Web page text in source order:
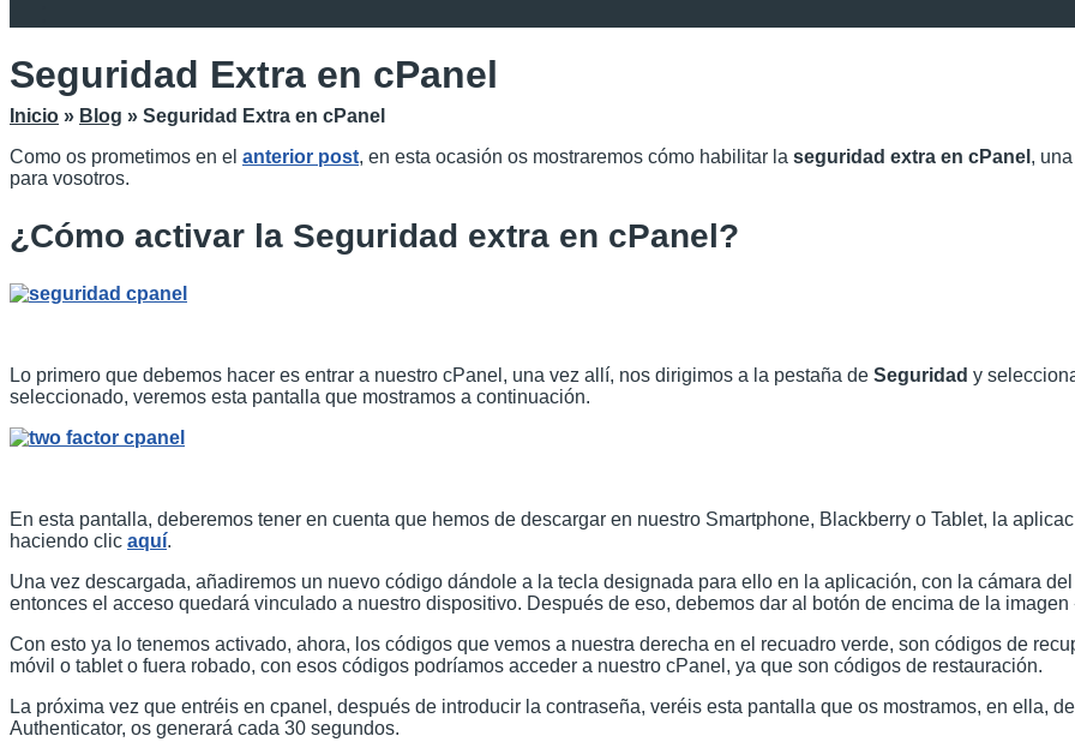
Seguridad Extra en cPanel
Inicio » Blog » Seguridad Extra en cPanel
Como os prometimos en el anterior post, en esta ocasión os mostraremos cómo habilitar la seguridad extra en cPanel ,
para vosotros.
¿Cómo activar la Seguridad extra en cPanel?
Lo primero que debemos hacer es entrar a nuestro cPanel, una vez allí, nos dirigimos a la pestaña de Seguridad y
seleccionado, veremos esta pantalla que mostramos a continuación.
En esta pantalla, deberemos tener en cuenta que hemos de descargar en nuestro Smartphone, Blackberry o Tablet, la
haciendo clic aquí.
Una vez descargada, añadiremos un nuevo código dándole a la tecla designada para ello en la aplicación, con la cámara
entonces el acceso quedará vinculado a nuestro dispositivo. Después de eso, debemos dar al botón de encima de la imagen
Con esto ya lo tenemos activado, ahora, los códigos que vemos a nuestra derecha en el recuadro verde, son códigos de
móvil o tablet o fuera robado, con esos códigos podríamos acceder a nuestro cPanel, ya que son códigos de restauración.
La próxima vez que entréis en cpanel, después de introducir la contraseña, veréis esta pantalla que os mostramos, en ella,
Authenticator, os generará cada 30 segundos.